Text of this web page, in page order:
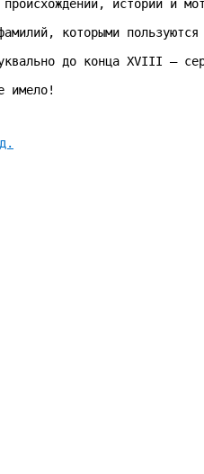
истории и
которыми
до конца XVIII —
имело!